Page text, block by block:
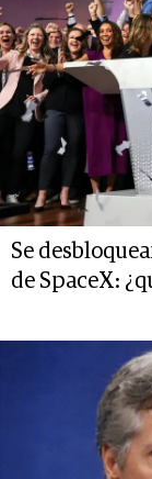
Se
de SpaceX: